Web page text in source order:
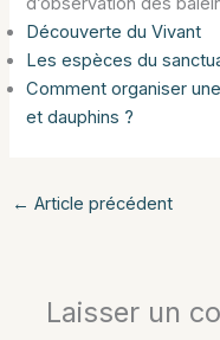
Découverte du Vivant
Les espèces du
Comment organiser
et dauphins ?
← Article précédent
Laisser un